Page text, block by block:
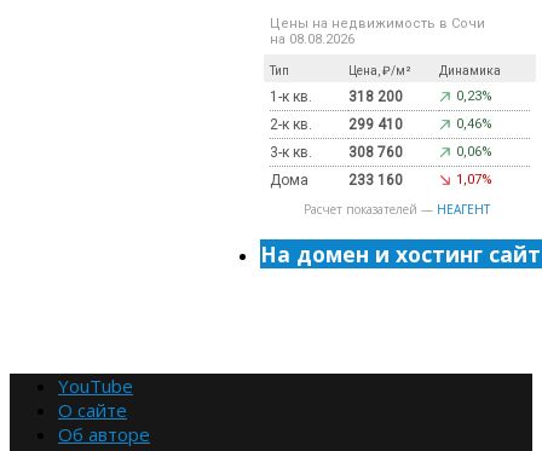
Цены на недвижимость в Сочи
на 08.08.2026
Тип Цена, ₽/м² Динамика
1-к кв. 318 200 0,23%
2-к кв. 299 410 0,46%
3-к кв. 308 760 0,06%
Дома 233 160 1,07%
Расчет показателей — НЕАГЕНТ
На домен и хостинг
YouTube
О сайте
Об авторе